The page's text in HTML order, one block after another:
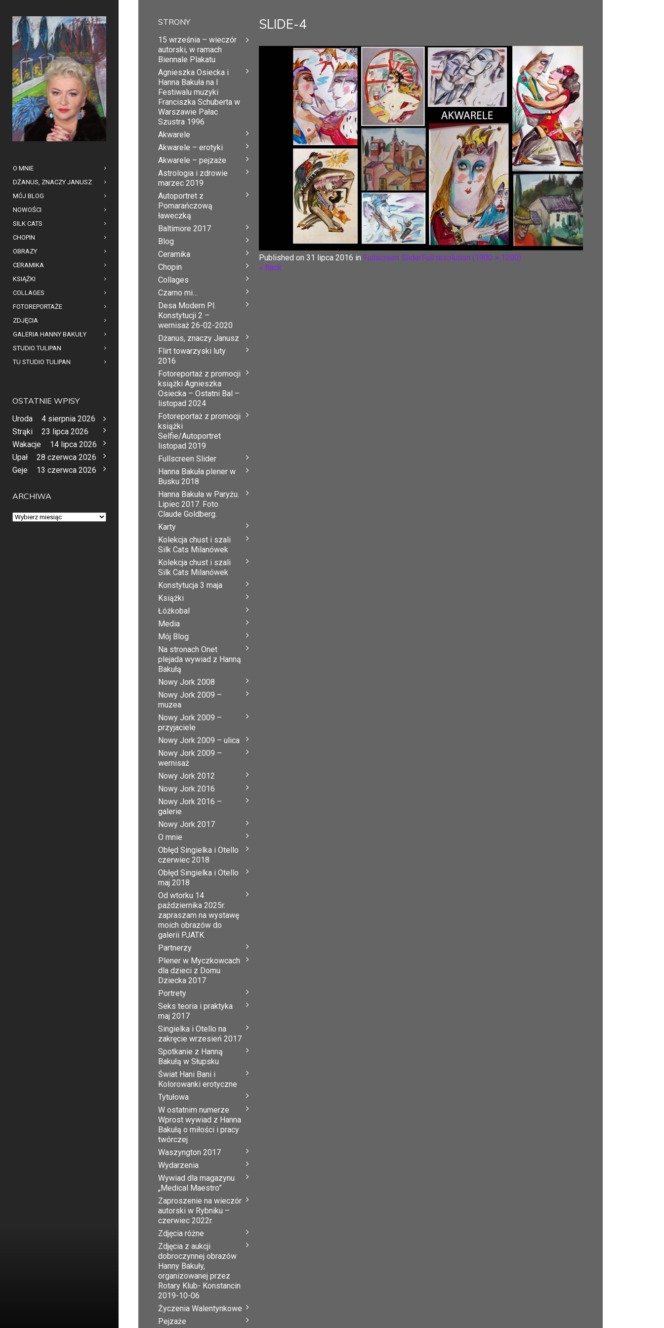
O MNIE
DŻANUS, ZNACZY JANUSZ
MÓJ BLOG
NOWOŚCI
SILK CATS
CHOPIN
OBRAZY
CERAMIKA
KSIĄŻKI
COLLAGES
FOTOREPORTAŻE
ZDJĘCIA
GALERIA HANNY BAKUŁY
STUDIO TULIPAN
TU STUDIO TULIPAN
OSTATNIE WPISY
Uroda
4 sierpnia 2026
Strąki
23 lipca 2026
Wakacje
14 lipca 2026
Upał
28 czerwca 2026
Geje
13 czerwca 2026
ARCHIWA
Archiwa
SLIDE-4
Published on 31 lipca 2016 in Fullscreen SliderFull resolution (1900 × 1200)
« Back
STRONY
15 września – wieczór
autorski, w ramach
Biennale Plakatu
Agnieszka Osiecka i
Hanna Bakuła na I
Festiwalu muzyki
Franciszka Schuberta w
Warszawie Pałac
Szustra 1996
Akwarele
Akwarele – erotyki
Akwarele – pejzaże
Astrologia i zdrowie
marzec 2019
Autoportret z
Pomarańczową
ławeczką
Baltimore 2017
Blog
Ceramika
Chopin
Collages
Czarno mi…
Desa Modern Pl.
Konstytucji 2 –
wernisaż 26-02-2020
Dżanus, znaczy Janusz
Flirt towarzyski luty
2016
Fotoreportaż z promocji
książki Agnieszka
Osiecka – Ostatni Bal –
listopad 2024
Fotoreportaż z promocji
książki
Selfie/Autoportret
listopad 2019
Fullscreen Slider
Hanna Bakuła plener w
Busku 2018
Hanna Bakuła w Paryżu.
Lipiec 2017. Foto
Claude Goldberg.
Karty
Kolekcja chust i szali
Silk Cats Milanówek
Kolekcja chust i szali
Silk Cats Milanówek
Konstytucja 3 maja
Książki
Łóżkobal
Media
Mój Blog
Na stronach Onet
plejada wywiad z Hanną
Bakułą
Nowy Jork 2008
Nowy Jork 2009 –
muzea
Nowy Jork 2009 –
przyjaciele
Nowy Jork 2009 – ulica
Nowy Jork 2009 –
wernisaż
Nowy Jork 2012
Nowy Jork 2016
Nowy Jork 2016 –
galerie
Nowy Jork 2017
O mnie
Obłęd Singielka i Otello
czerwiec 2018
Obłęd Singielka i Otello
maj 2018
Od wtorku 14
października 2025r.
zapraszam na wystawę
moich obrazów do
galerii PJATK
Partnerzy
Plener w Myczkowcach
dla dzieci z Domu
Dziecka 2017
Portrety
Seks teoria i praktyka
maj 2017
Singielka i Otello na
zakręcie wrzesień 2017
Spotkanie z Hanną
Bakułą w Słupsku
Świat Hani Bani i
Kolorowanki erotyczne
Tytułowa
W ostatnim numerze
Wprost wywiad z Hanna
Bakułą o miłości i pracy
twórczej
Waszyngton 2017
Wydarzenia
Wywiad dla magazynu
„Medical Maestro”
Zaproszenie na wieczór
autorski w Rybniku –
czerwiec 2022r.
Zdjęcia różne
Zdjęcia z aukcji
dobroczynnej obrazów
Hanny Bakuły,
organizowanej przez
Rotary Klub- Konstancin
2019-10-06
Życzenia Walentynkowe
Pejzaże